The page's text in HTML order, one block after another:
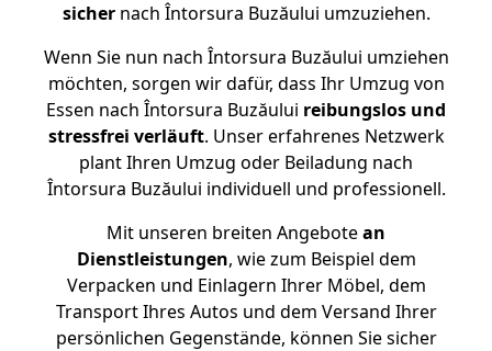
sichernach Întorsura Buzăului umzuziehen.
Wenn Sie nun nach Întorsura Buzăului umziehen
möchten, sorgen wir dafür, dass Ihr Umzug von
Essen nach Întorsura Buzăului reibungslos und
stressfrei verläuft. Unser erfahrenes Netzwerk
plant Ihren Umzug oder Beiladung nach
Întorsura Buzăului individuell und professionell.
Mit unseren breiten Angebotean
Dienstleistungen, wie zum Beispiel dem
Verpacken und Einlagern Ihrer Möbel, dem
Transport Ihres Autos und dem Versand Ihrer
persönlichen Gegenstände, können Sie sicher